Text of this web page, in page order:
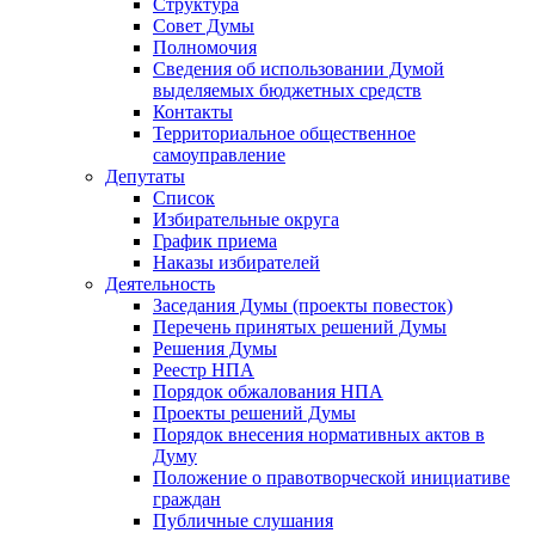
Структура
Совет Думы
Полномочия
Сведения об использовании Думой
выделяемых бюджетных средств
Контакты
Территориальное общественное
самоуправление
Депутаты
Список
Избирательные округа
График приема
Наказы избирателей
Деятельность
Заседания Думы (проекты повесток)
Перечень принятых решений Думы
Решения Думы
Реестр НПА
Порядок обжалования НПА
Проекты решений Думы
Порядок внесения нормативных актов в
Думу
Положение о правотворческой инициативе
граждан
Публичные слушания